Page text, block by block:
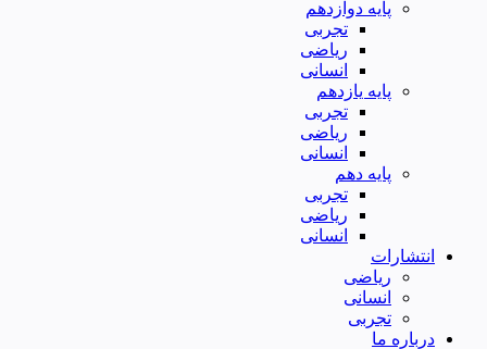
پایه دوازدهم
تجربی
ریاضی
انسانی
پایه یازدهم
تجربی
ریاضی
انسانی
پایه دهم
تجربی
ریاضی
انسانی
انتشارات
ریاضی
انسانی
تجربی
درباره ما